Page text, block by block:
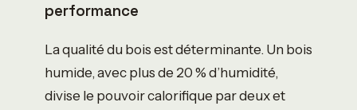
performance
La qualité du bois est déterminante. Un bois
humide, avec plus de 20 % d’humidité,
divise le pouvoir calorifique par deux et